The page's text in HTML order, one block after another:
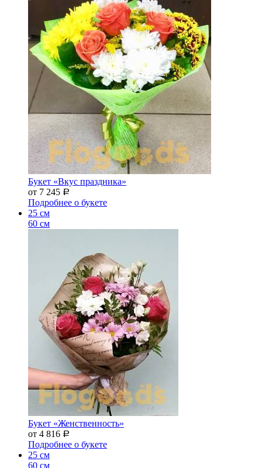
Букет «Вкус праздника»
от 7 245 Р
Подробнее о букете
25 см
60 см
Букет «Женственность»
от 4 816 Р
Подробнее о букете
25 см
60 см